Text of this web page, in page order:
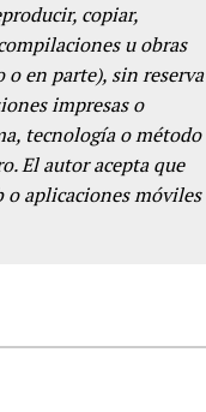
copiar,
u obras
en parte), sin reserva
impresas o
tecnología o método
El autor acepta que
o aplicaciones móviles